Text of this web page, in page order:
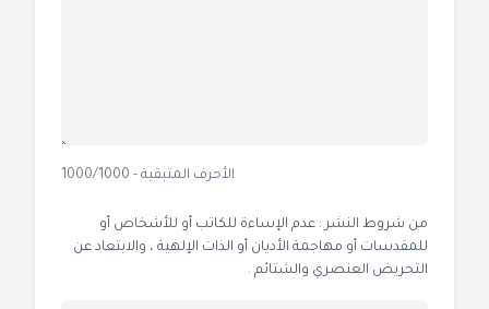
الأحرف المتبقية - 1000/1000
من شروط النشر : عدم الإساءة للكاتب أو للأشخاص أو
للمقدسات أو مهاجمة الأديان أو الذات الإلهية ، والابتعاد عن
التحريض العنصري والشتائم .